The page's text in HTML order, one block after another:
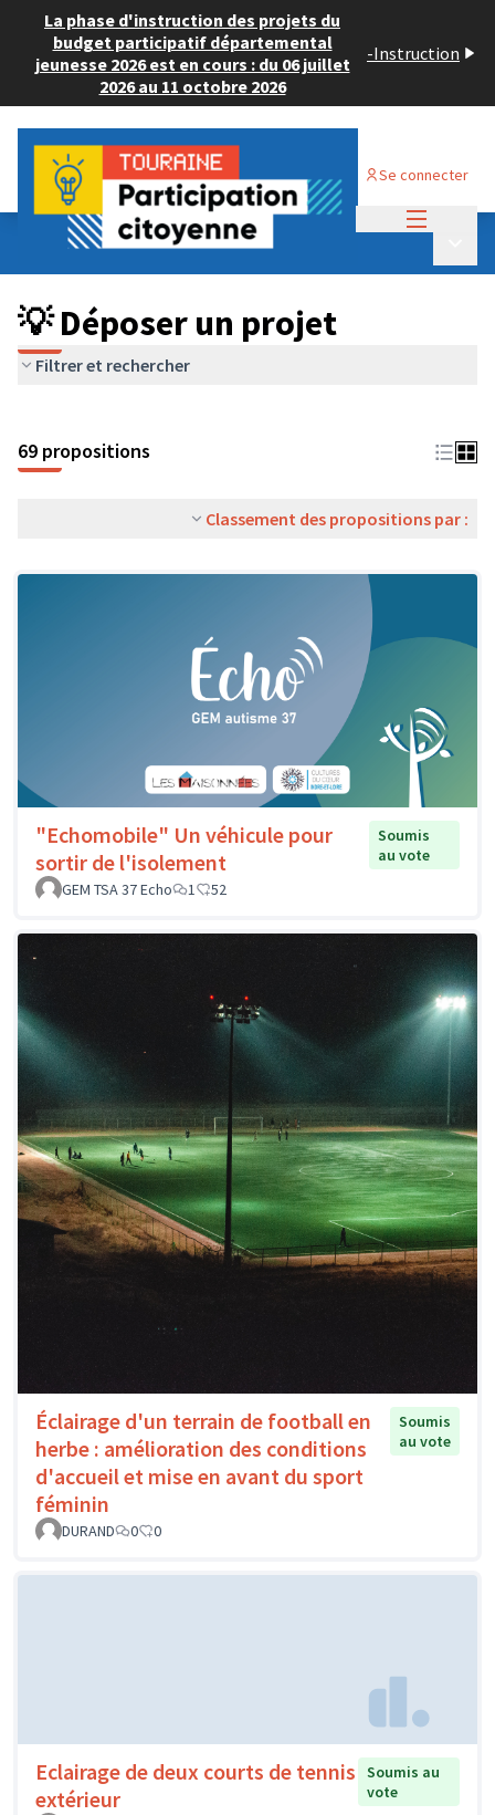
La phase d'instruction des projets du
budget participatif départemental
jeunesse 2026 est en cours : du 06 juillet
2026 au 11 octobre 2026
-Instruction
Se connecter
Budget Participatif ADULTE 2024
💡 Déposer un projet
💡 Déposer un projet
Filtrer et rechercher
69 propositions
Classement des propositions par :
"Echomobile" Un véhicule pour
sortir de l'isolement
Soumis
au vote
GEM TSA 37 Echo
1 52
Éclairage d'un terrain de football en
herbe : amélioration des conditions
d'accueil et mise en avant du sport
féminin
Soumis
au vote
DURAND 0 0
Eclairage de deux courts de tennis
extérieur
Soumis au
vote